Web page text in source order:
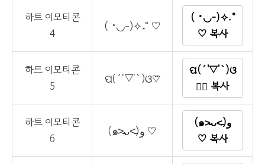
하트 이모티콘
4
( •◡-)✧˖° ♡
( •◡-)✧˖°
♡ 복사
하트 이모티콘
5
ପ(´'▽'`)ଓ♡⃛
ପ(´'▽'`)ଓ
♡⃛ 복사
하트 이모티콘
6
(๑˃̵ᴗ˂̵)و ♡
(๑˃̵ᴗ˂̵)و
♡ 복사